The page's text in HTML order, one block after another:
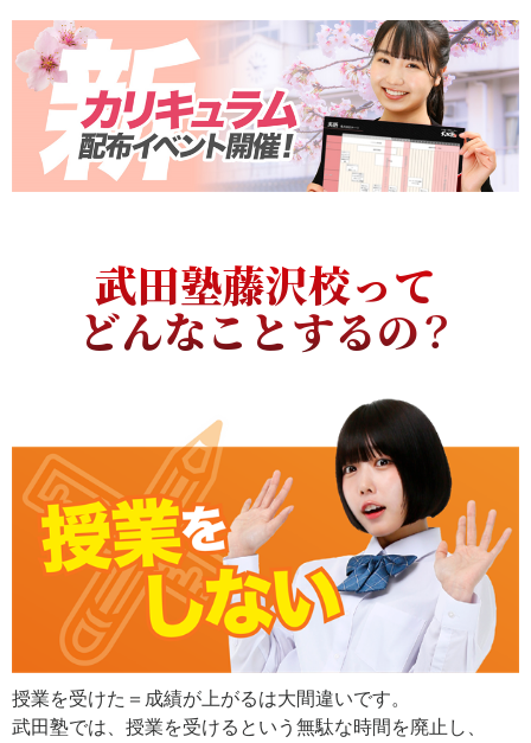
武田塾藤沢校って
どんなことするの？
授業を受けた＝成績が上がるは大間違いです。
武田塾では、授業を受けるという無駄な時間を廃止し、